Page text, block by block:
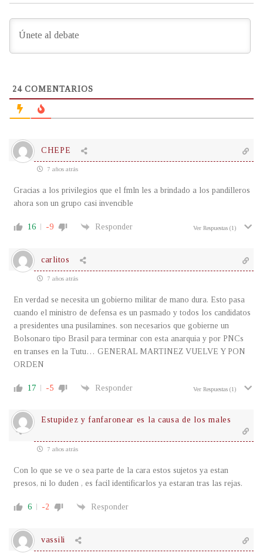
24COMENTARIOS
CHEPE
7 años atrás
Gracias a los privilegios que el fmln les a brindado a los pandilleros
ahora son un grupo casi invencible
16 -9 Responder Ver Respuestas (1)
carlitos
7 años atrás
En verdad se necesita un gobierno militar de mano dura. Esto pasa
cuando el ministro de defensa es un pasmado y todos los candidatos
a presidentes una pusilamines. son necesarios que gobierne un
Bolsonaro tipo Brasil para terminar con esta anarquia y por PNCs
en transes en la Tutu… GENERAL MARTINEZ VUELVE Y PON
ORDEN
17 -5 Responder Ver Respuestas (1)
Estupidez y fanfaronear es la causa de los males
7 años atrás
Con lo que se ve o sea parte de la cara estos sujetos ya estan
presos, ni lo duden , es facil identificarlos ya estaran tras las rejas.
6 -2 Responder
vassili